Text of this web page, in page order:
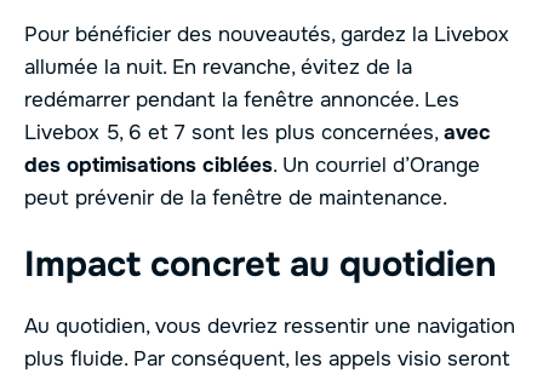
Pour bénéficier des nouveautés, gardez la Livebox
allumée la nuit. En revanche, évitez de la
redémarrer pendant la fenêtre annoncée. Les
Livebox 5, 6 et 7 sont les plus concernées,avec
des optimisations ciblées. Un courriel d’Orange
peut prévenir de la fenêtre de maintenance.
Impact concret au quotidien
Au quotidien, vous devriez ressentir une navigation
plus fluide. Par conséquent, les appels visio seront